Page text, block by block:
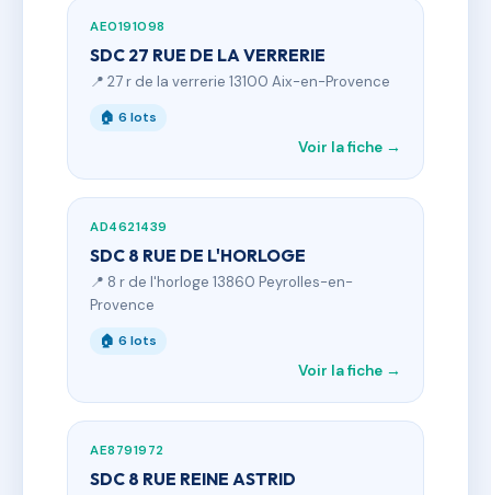
AE0191098
SDC 27 RUE DE LA VERRERIE
📍 27 r de la verrerie 13100 Aix-en-Provence
🏠 6 lots
Voir la fiche →
AD4621439
SDC 8 RUE DE L'HORLOGE
📍 8 r de l'horloge 13860 Peyrolles-en-
Provence
🏠 6 lots
Voir la fiche →
AE8791972
SDC 8 RUE REINE ASTRID